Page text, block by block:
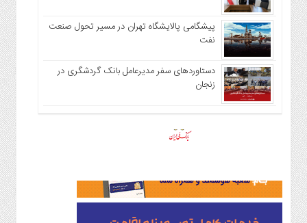
پیشگامی پالایشگاه تهران در مسیر تحول صنعت
نفت
دستاوردهای سفر مدیرعامل بانک گردشگری در
زنجان